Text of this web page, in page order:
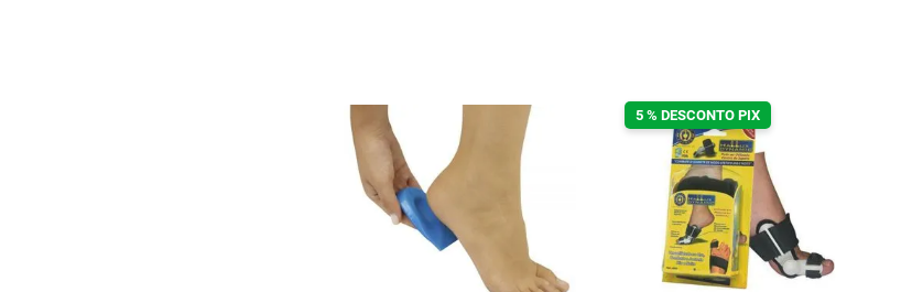
5 % DESCONTO PIX